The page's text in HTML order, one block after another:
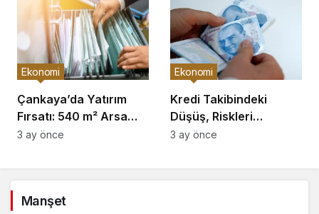
Çankaya’da Yatırım
Fırsatı: 540 m² Arsa
Satışı
Ekonomi
3 ay önce
Kredi Takibindeki
Düşüş, Riskleri
Artırıyor!
Ekonomi
3 ay önce
Manşet